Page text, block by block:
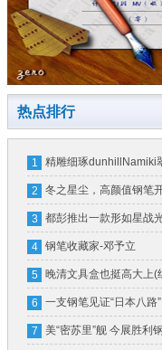
热点排行
1 精雕细琢dunhillNamiki
2 冬之星尘，高颜值钢笔
3 都彭推出一款形如星战
一支售价16万
4 钢笔收藏家-邓予立
5 晚清文具盒也挺高大上(
6 一支钢笔见证“日本八路”
7 美“密苏里”舰 今展胜利